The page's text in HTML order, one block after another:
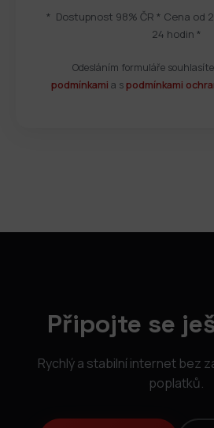
* Dostupnost 98% ČR * Cena od
24 hodin *
Odesláním formuláře
podmínkami a spodmínkami
Připojte se
Rychlý a stabilní internet bez
poplatků.